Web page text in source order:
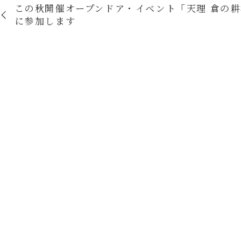
この秋開催オープンドア・イベント「天理 倉の耕
に参加します